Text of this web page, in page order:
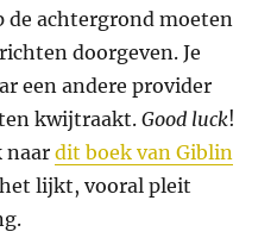
de achtergrond moeten
doorgeven. Je
een andere provider
kwijtraakt.Good luck!
naardit boek van Giblin
lijkt, vooral pleit